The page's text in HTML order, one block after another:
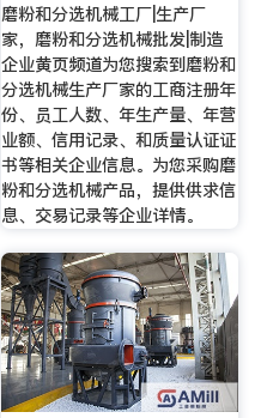
磨粉和分选机械工厂|生产厂
家，磨粉和分选机械批发|制造
企业黄页频道为您搜索到磨粉和
分选机械生产厂家的工商注册年
份、员工人数、年生产量、年营
业额、信用记录、和质量认证证
书等相关企业信息。为您采购磨
粉和分选机械产品，提供供求信
息、交易记录等企业详情。